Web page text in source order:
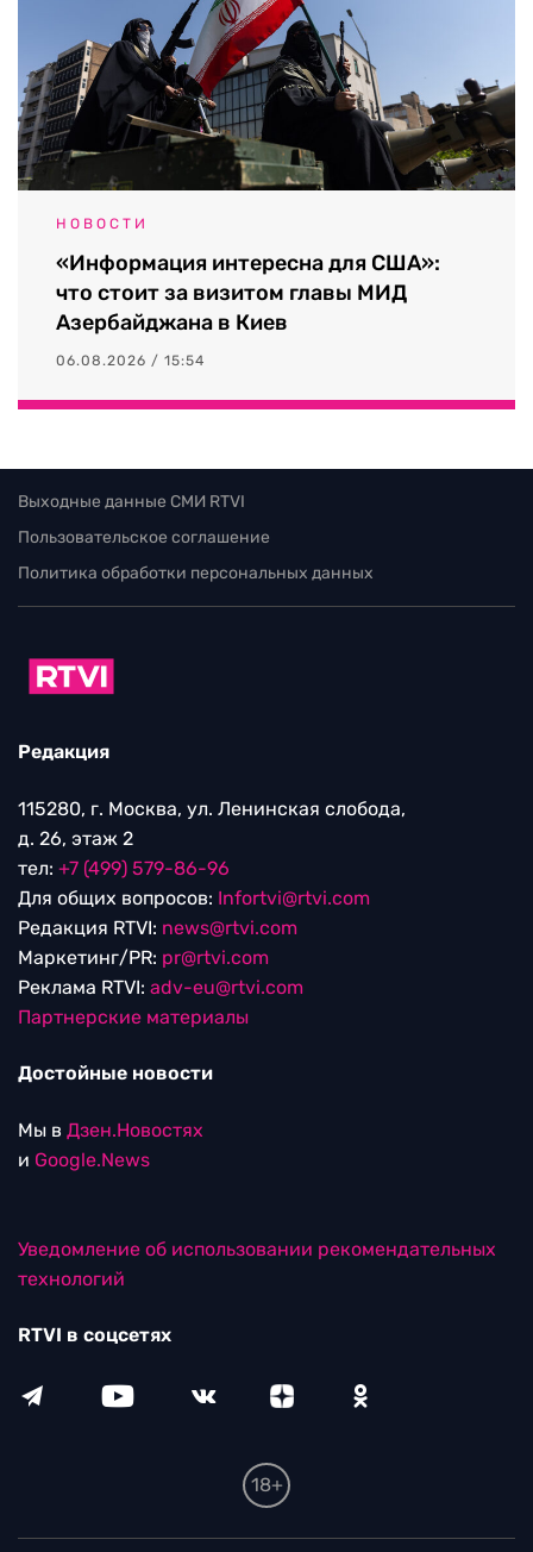
НОВОСТИ
«Информация интересна для США»:
что стоит за визитом главы МИД
Азербайджана в Киев
06.08.2026 / 15:54
Выходные данные СМИ RTVI
Пользовательское соглашение
Политика обработки персональных данных
Редакция
115280, г. Москва, ул. Ленинская слобода,
д. 26, этаж 2
тел: +7 (499) 579-86-96
Для общих вопросов: Infortvi@rtvi.com
Редакция RTVI: news@rtvi.com
Маркетинг/PR: pr@rtvi.com
Реклама RTVI: adv-eu@rtvi.com
Партнерские материалы
Достойные новости
Мы в Дзен.Новостях
и Google.News
Уведомление об использовании рекомендательных
технологий
RTVI в соцсетях
18+